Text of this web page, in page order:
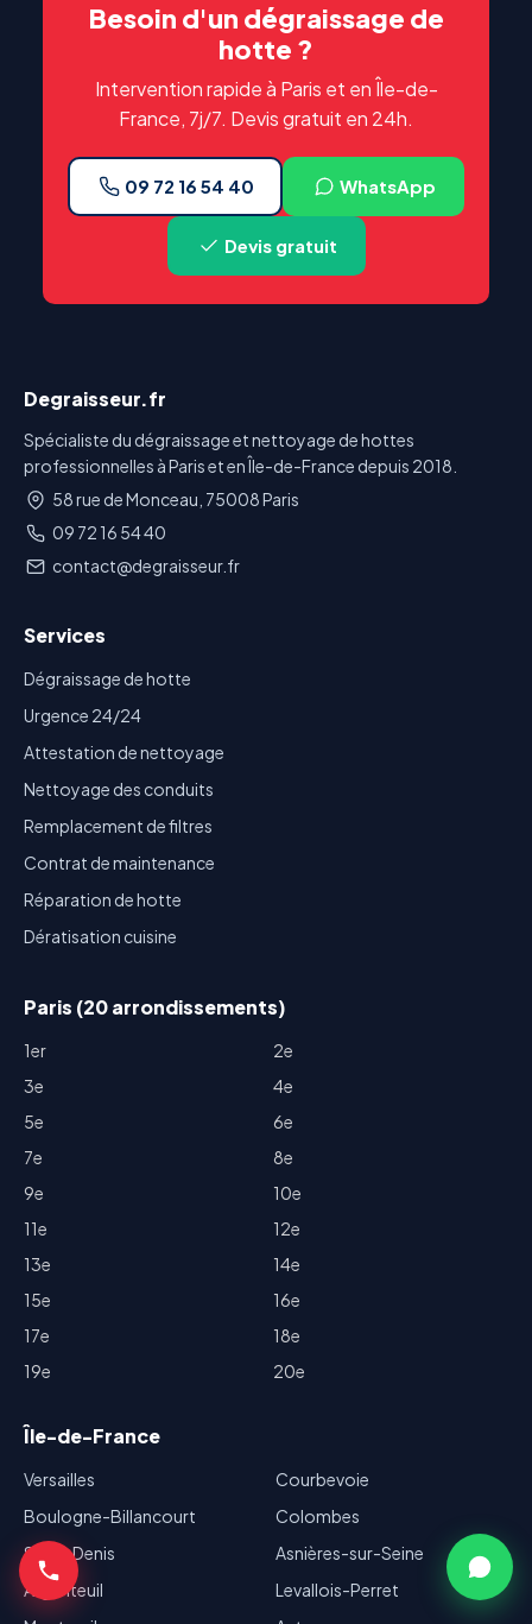
Besoin d'un dégraissage de
hotte ?
Intervention rapide à Paris et en Île-de-
France, 7j/7. Devis gratuit en 24h.
09 72 16 54 40 WhatsApp
Devis gratuit
Degraisseur.fr
Spécialiste du dégraissage et nettoyage de hottes
professionnelles à Paris et en Île-de-France depuis 2018.
58 rue de Monceau, 75008 Paris
09 72 16 54 40
contact@degraisseur.fr
Services
Dégraissage de hotte
Urgence 24/24
Attestation de nettoyage
Nettoyage des conduits
Remplacement de filtres
Contrat de maintenance
Réparation de hotte
Dératisation cuisine
Paris (20 arrondissements)
1er
2e
3e
4e
5e
6e
7e
8e
9e
10e
11e
12e
13e
14e
15e
16e
17e
18e
19e
20e
Île-de-France
Versailles
Boulogne-Billancourt
Saint-Denis
Argenteuil
Courbevoie
Colombes
Asnières-sur-Seine
Levallois-Perret